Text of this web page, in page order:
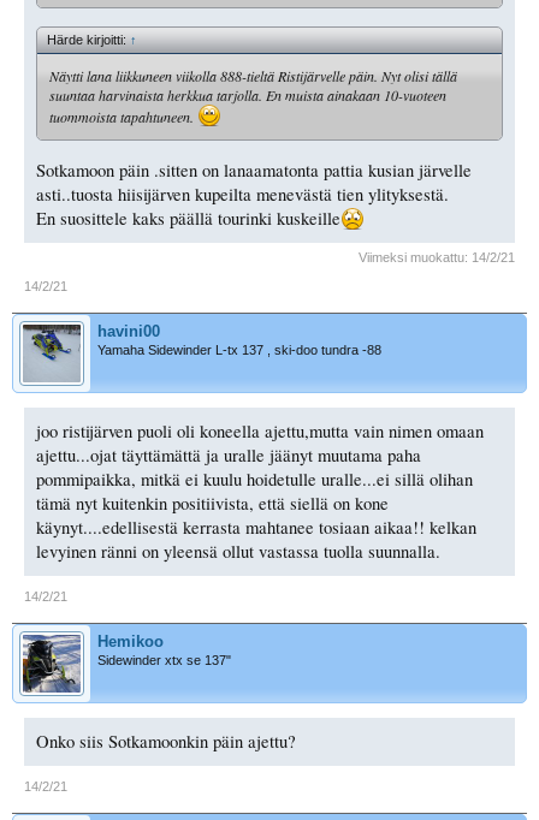
Härde kirjoitti:↑
Näytti lana liikkuneen viikolla 888-tieltä Ristijärvelle päin. Nyt olisi tällä
suuntaa harvinaista herkkua tarjolla. En muista ainakaan 10-vuoteen
tuommoista tapahtuneen.
Sotkamoon päin .sitten on lanaamatonta pattia kusian järvelle
asti..tuosta hiisijärven kupeilta menevästä tien ylityksestä.
En suosittele kaks päällä tourinki kuskeille
Viimeksi muokattu: 14/2/21
14/2/21
havini00
Yamaha Sidewinder L-tx 137 , ski-doo tundra -88
joo ristijärven puoli oli koneella ajettu,mutta vain nimen omaan
ajettu...ojat täyttämättä ja uralle jäänyt muutama paha
pommipaikka, mitkä ei kuulu hoidetulle uralle...ei sillä olihan
tämä nyt kuitenkin positiivista, että siellä on kone
käynyt....edellisestä kerrasta mahtanee tosiaan aikaa!! kelkan
levyinen ränni on yleensä ollut vastassa tuolla suunnalla.
14/2/21
Hemikoo
Sidewinder xtx se 137"
Onko siis Sotkamoonkin päin ajettu?
14/2/21